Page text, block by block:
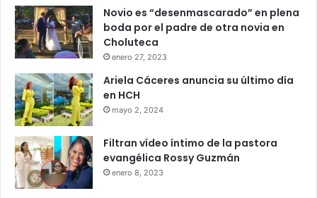
Novio es “desenmascarado” en plena
boda por el padre de otra novia en
Choluteca
enero 27, 2023
Ariela Cáceres anuncia su último día
en HCH
mayo 2, 2024
Filtran vídeo íntimo de la pastora
evangélica Rossy Guzmán
enero 8, 2023